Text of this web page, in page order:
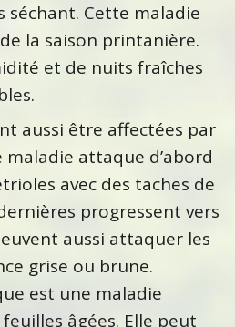
Cette maladie
la saison printanière.
et de nuits fraîches
aussi être affectées par
maladie attaque d’abord
avec des taches de
progressent vers
aussi attaquer les
grise ou brune.
est une maladie
âgées. Elle peut